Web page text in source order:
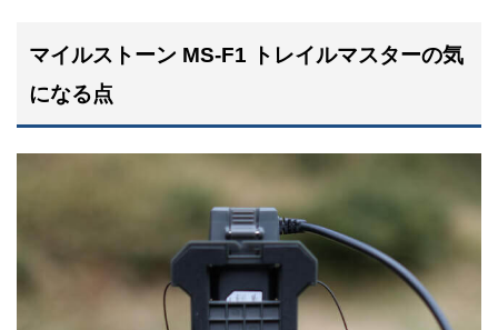
マイルストーン MS-F1 トレイルマスターの気
になる点